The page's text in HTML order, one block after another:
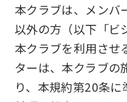
本クラブは、メンバ
以外の方（以下「ビ
本クラブを利用させ
ターは、本クラブの
り、本規約第20条に